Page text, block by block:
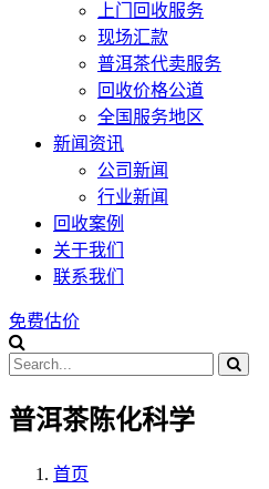
上门回收服务
现场汇款
普洱茶代卖服务
回收价格公道
全国服务地区
新闻资讯
公司新闻
行业新闻
回收案例
关于我们
联系我们
免费估价
普洱茶陈化科学
首页